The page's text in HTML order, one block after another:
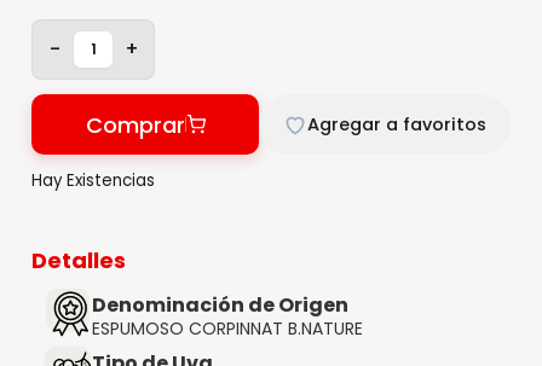
- +
Comprar Agregar a favoritos
Hay Existencias
Detalles
Denominación de Origen
ESPUMOSO CORPINNAT B.NATURE